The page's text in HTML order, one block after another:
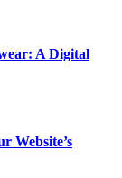
A Digital
Website’s